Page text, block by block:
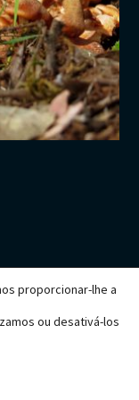
proporcionar-lhe a
ou desativá-los
Aracnídeos
Crustáceos
Diplópodes
Anfíbios
Tunicados
Peixes
Répteis
digital